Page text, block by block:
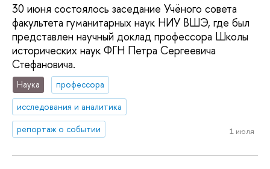
30 июня состоялось заседание Учёного совета
факультета гуманитарных наук НИУ ВШЭ, где был
представлен научный доклад профессора Школы
исторических наук ФГН Петра Сергеевича
Стефановича.
Наука
профессора
исследования и аналитика
репортаж о событии
1 июля